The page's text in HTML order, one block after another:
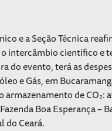
e a Seção Técnica
intercâmbio científico e
do evento, terá as
e Gás, em
armazenamento de CO₂:
Boa Esperança –
do Ceará.